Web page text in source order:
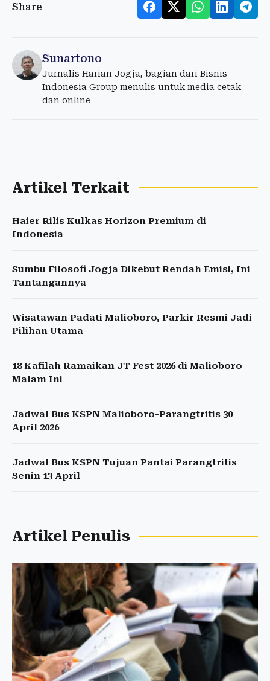
Share
Sunartono
Jurnalis Harian Jogja, bagian dari Bisnis
Indonesia Group menulis untuk media cetak
dan online
Artikel Terkait
Haier Rilis Kulkas Horizon Premium di
Indonesia
Sumbu Filosofi Jogja Dikebut Rendah Emisi, Ini
Tantangannya
Wisatawan Padati Malioboro, Parkir Resmi Jadi
Pilihan Utama
18 Kafilah Ramaikan JT Fest 2026 di Malioboro
Malam Ini
Jadwal Bus KSPN Malioboro-Parangtritis 30
April 2026
Jadwal Bus KSPN Tujuan Pantai Parangtritis
Senin 13 April
Artikel Penulis